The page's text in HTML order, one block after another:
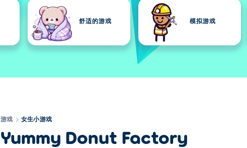
舒适的游戏 模拟游戏
游戏 女生小游戏
Yummy Donut Factory